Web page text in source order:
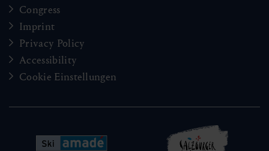
Congress
Imprint
Privacy Policy
Accessibility
Cookie Einstellungen